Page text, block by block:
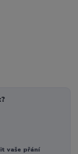
vaše přání